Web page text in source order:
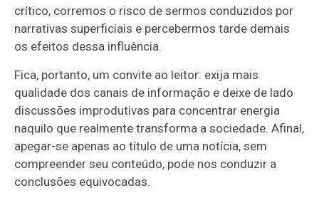
crítico, corremos o risco de sermos conduzidos por
narrativas superficiais e percebermos tarde demais
os efeitos dessa influência.
Fica, portanto, um convite ao leitor: exija mais
qualidade dos canais de informação e deixe de lado
discussões improdutivas para concentrar energia
naquilo que realmente transforma a sociedade. Afinal,
apegar-se apenas ao título de uma notícia, sem
compreender seu conteúdo, pode nos conduzir a
conclusões equivocadas.